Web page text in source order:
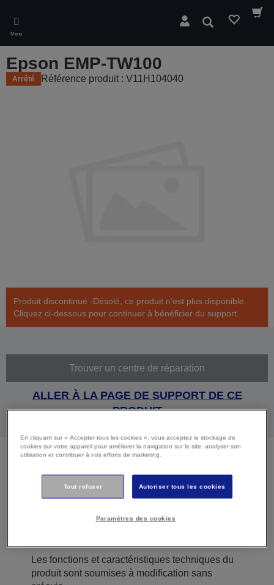
main
content
Menu
Rechercher
Epson EMP-TW100
Arrêté Référence produit : V11H104040
Produit discontinué -Désolé, ce produit n’est plus disponible.
Cliquez ci-dessous pour continuer à bénéficier du support.
Trouver un centre de réparation
ALLER À LA PAGE DE SUPPORT DE CE
PRODUIT
Caractéristiques
techniques
Les fonctions et caractéristiques techniques du
produit sont soumises à modification sans
En cliquant sur « Accepter tous les cookies », vous acceptez le stockage de
cookies sur votre appareil pour améliorer la navigation sur le site, analyser son
utilisation et contribuer à nos efforts de marketing.
Tout refuser Autoriser tous les cookies
Paramètres des cookies